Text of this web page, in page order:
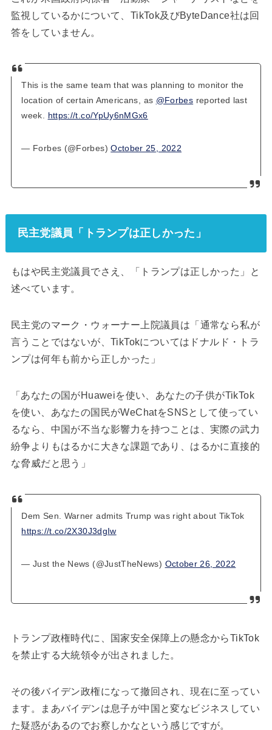
監視しているかについて、TikTok及びByteDance社は回
答をしていません。
This is the same team that was planning to monitor the
location of certain Americans, as @Forbes reported last
week. https://t.co/YpUy6nMGx6
— Forbes (@Forbes)October 25, 2022
民主党議員「トランプは正しかった」
もはや民主党議員でさえ、「トランプは正しかった」と
述べています。
民主党のマーク・ウォーナー上院議員は「通常なら私が
言うことではないが、TikTokについてはドナルド・トラ
ンプは何年も前から正しかった」
「あなたの国がHuaweiを使い、あなたの子供がTikTok
を使い、あなたの国民がWeChatをSNSとして使ってい
るなら、中国が不当な影響力を持つことは、実際の武力
紛争よりもはるかに大きな課題であり、はるかに直接的
な脅威だと思う」
Dem Sen. Warner admits Trump was right about TikTok
https://t.co/2X30J3dgIw
— Just the News (@JustTheNews) October 26, 2022
トランプ政権時代に、国家安全保障上の懸念からTikTok
を禁止する大統領令が出されました。
その後バイデン政権になって撤回され、現在に至ってい
ます。まあバイデンは息子が中国と変なビジネスしてい
た疑惑があるのでお察しかなという感じですが。